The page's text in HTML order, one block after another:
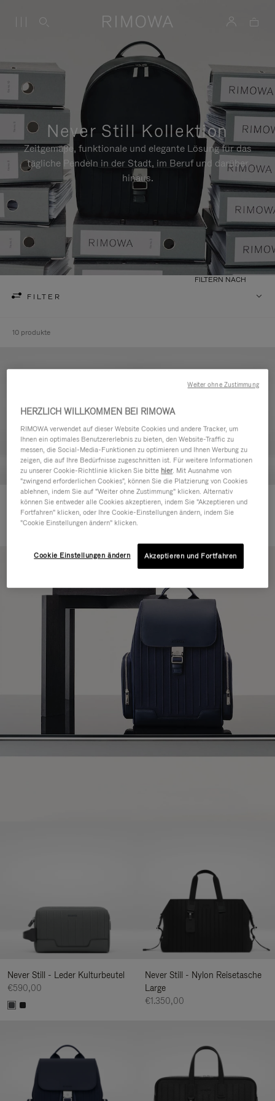
Never Still Kollektion
Zeitgemäße, funktionale und elegante Lösung für das
tägliche Pendeln in der Stadt, im Beruf und darüber
hinaus.
FILTER
FILTERN NACH
10 produkte
Never Still - Leder Kulturbeutel
€590,00
Never Still - Leder Rucksack
Large
Never Still - Leder Kulturbeutel
€590,00
Never Still - Nylon Reisetasche
Large
€1.350,00
HERZLICH WILLKOMMEN BEI RIMOWA
RIMOWA verwendet auf dieser Website Cookies und andere Tracker, um
Ihnen ein optimales Benutzererlebnis zu bieten, den Website-Traffic zu
messen, die Social-Media-Funktionen zu optimieren und Ihnen Werbung zu
zeigen, die auf Ihre Bedürfnisse zugeschnitten ist. Für weitere Informationen
zu unserer Cookie-Richtlinie klicken Sie bitte hier. Mit Ausnahme von
"zwingend erforderlichen Cookies", können Sie die Platzierung von Cookies
ablehnen, indem Sie auf "Weiter ohne Zustimmung" klicken. Alternativ
können Sie entweder alle Cookies akzeptieren, indem Sie "Akzeptieren und
Fortfahren" klicken, oder Ihre Cookie-Einstellungen ändern, indem Sie
"Cookie Einstellungen ändern" klicken.
Cookie Einstellungen ändern Akzeptieren und Fortfahren
Weiter ohne Zustimmung